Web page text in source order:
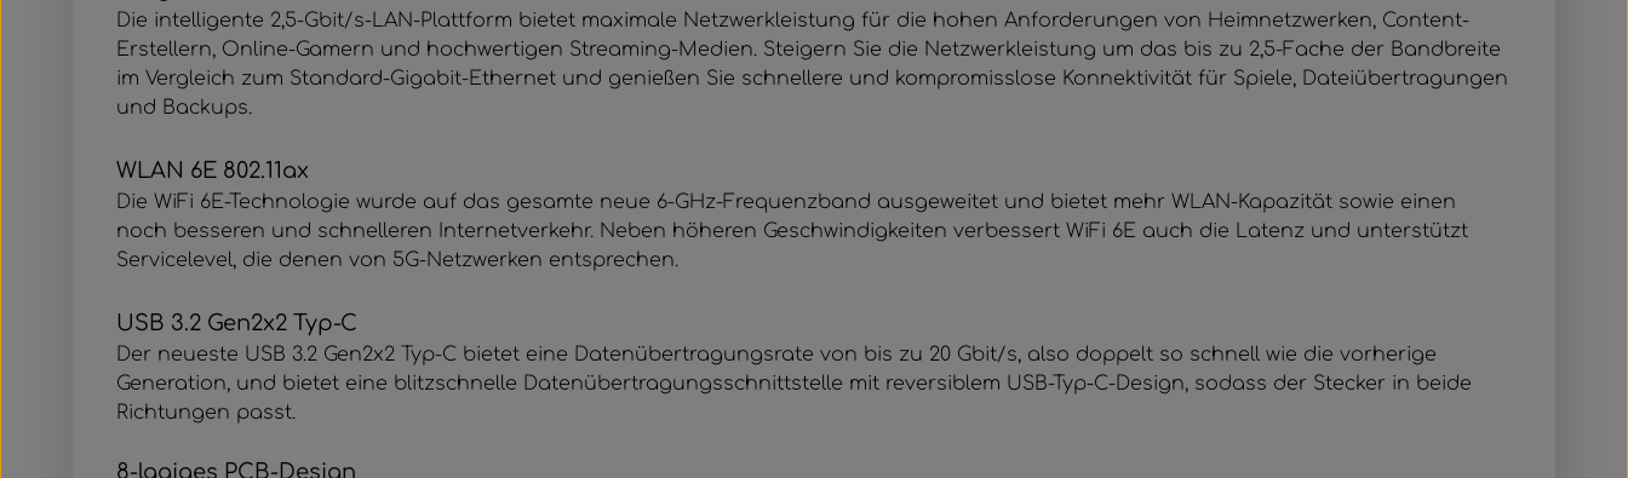
Die intelligente 2,5-Gbit/s-LAN-Plattform bietet maximale Netzwerkleistung für die hohen Anforderungen von Heimnetzwerken, Content-
Erstellern, Online-Gamern und hochwertigen Streaming-Medien. Steigern Sie die Netzwerkleistung um das bis zu 2,5-Fache der Bandbreite
im Vergleich zum Standard-Gigabit-Ethernet und genießen Sie schnellere und kompromisslose Konnektivität für Spiele, Dateiübertragungen
und Backups.
WLAN 6E 802.11ax
Die WiFi 6E-Technologie wurde auf das gesamte neue 6-GHz-Frequenzband ausgeweitet und bietet mehr WLAN-Kapazität sowie einen
noch besseren und schnelleren Internetverkehr. Neben höheren Geschwindigkeiten verbessert WiFi 6E auch die Latenz und unterstützt
Servicelevel, die denen von 5G-Netzwerken entsprechen.
USB 3.2 Gen2x2 Typ-C
Der neueste USB 3.2 Gen2x2 Typ-C bietet eine Datenübertragungsrate von bis zu 20 Gbit/s, also doppelt so schnell wie die vorherige
Generation, und bietet eine blitzschnelle Datenübertragungsschnittstelle mit reversiblem USB-Typ-C-Design, sodass der Stecker in beide
Richtungen passt.
8-lagiges PCB-Design